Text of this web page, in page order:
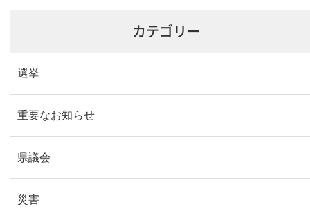
カテゴリー
選挙
重要なお知らせ
県議会
災害